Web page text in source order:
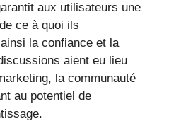
aux utilisateurs une
ce à quoi ils
la confiance et la
aient eu lieu
la communauté
au potentiel de